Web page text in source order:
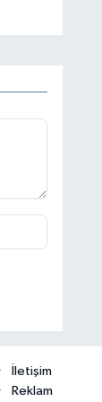
İletişim
Reklam